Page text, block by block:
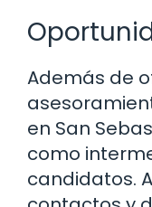
Además de
en San
como
candidatos.